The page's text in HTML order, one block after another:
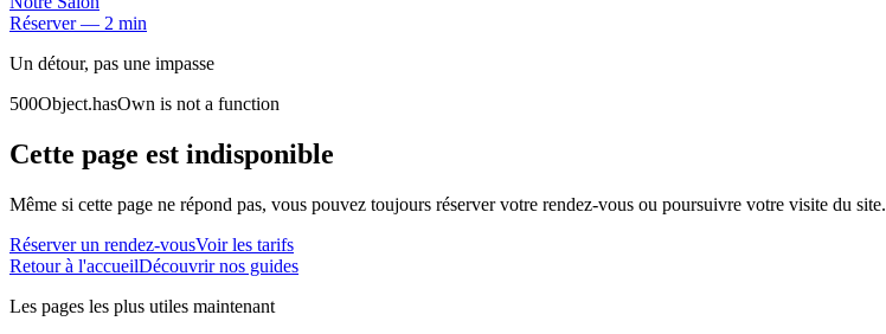
Réserver — 2 min
Un détour, pas une impasse
500Object.hasOwn is not a function
Cette page est indisponible
Même si cette page ne répond pas, vous pouvez toujours réserver votre rendez-vous ou poursuivre votre visite du site.
Réserver un rendez-vousVoir les tarifs
Retour à l'accueilDécouvrir nos guides
Les pages les plus utiles maintenant